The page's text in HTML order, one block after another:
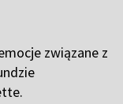
związane z